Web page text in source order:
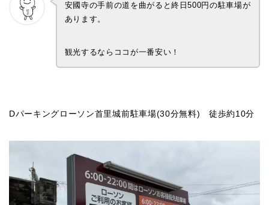
安國寺の手前の道を曲がると終日500円の駐車場が
あります。
観光するならココが一番安い！
Dパーキングローソン首里城前駐車場(30分無料) 徒歩約10分